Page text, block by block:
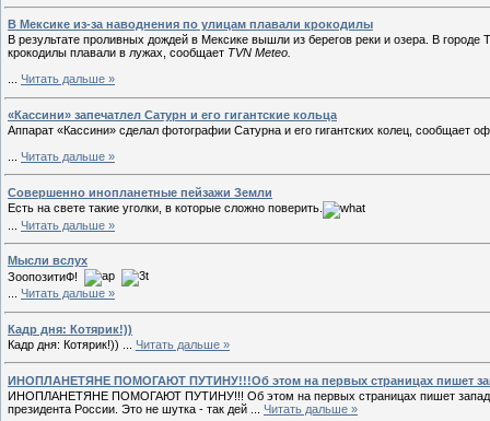
В Мексике из-за наводнения по улицам плавали крокодилы
В результате проливных дождей в Мексике вышли из берегов реки и озера. В
крокодилы плавали в лужах, сообщает TVN Meteo.
Читать дальше »
«Кассини» запечатлел Сатурн и его гигантские кольца
Аппарат «Кассини» сделал фотографии Сатурна и его гигантских колец, сообщает
Читать дальше »
Совершенно инопланетные пейзажи Земли
Есть на свете такие уголки, в которые сложно поверить.
Читать дальше »
Мысли вслух
ЗоопозитиФ!
Читать дальше »
Кадр дня: Котярик!))
Кадр дня: Котярик!))
Читать дальше »
ИНОПЛАНЕТЯНЕ ПОМОГАЮТ ПУТИНУ!!!Об этом на первых страницах пишет
ИНОПЛАНЕТЯНЕ ПОМОГАЮТ ПУТИНУ!!! Об этом на первых страницах пишет
президента России. Это не шутка - так дей
Читать дальше »